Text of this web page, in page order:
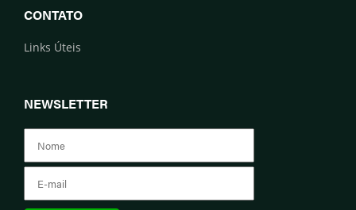
CONTATO
Links Úteis
NEWSLETTER